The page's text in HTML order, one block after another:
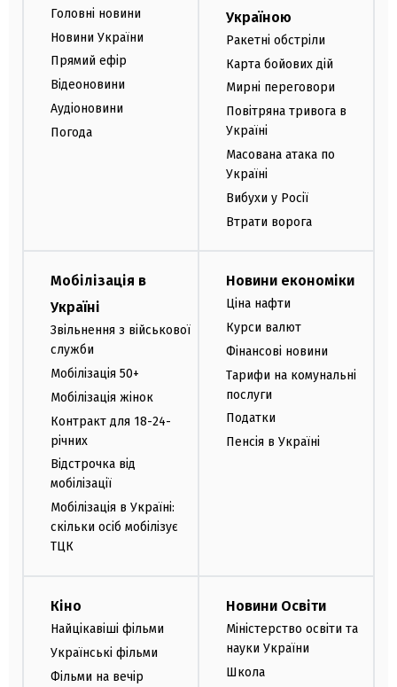
Головні новини
Новини України
Прямий ефір
Відеоновини
Аудіоновини
Погода
Україною
Ракетні обстріли
Карта бойових дій
Мирні переговори
Повітряна тривога в
Україні
Масована атака по
Україні
Вибухи у Росії
Втрати ворога
Мобілізація в
Україні
Звільнення з військової
служби
Мобілізація 50+
Мобілізація жінок
Контракт для 18-24-
річних
Відстрочка від
мобілізації
Мобілізація в Україні:
скільки осіб мобілізує
ТЦК
Новини економіки
Ціна нафти
Курси валют
Фінансові новини
Тарифи на комунальні
послуги
Податки
Пенсія в Україні
Кіно
Найцікавіші фільми
Українські фільми
Фільми на вечір
Новини Освіти
Міністерство освіти та
науки України
Школа